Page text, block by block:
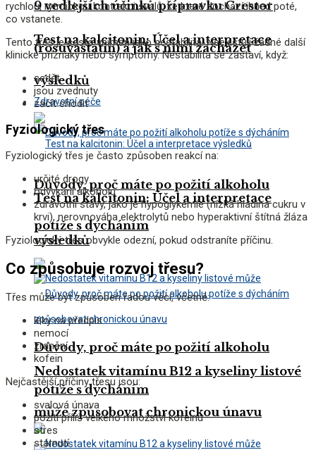
Test na kalcitonin: Účel a interpretace
výsledků
Důvody, proč máte po požití alkoholu
potíže s dýcháním
Nedostatek vitamínu B12 a kyseliny listové
může způsobovat chronickou únavu
9 vedlejších účinků přípravku Crestor
(rosuvastatin) a jak s nimi zacházet
Zdravotní péče
Test na kalcitonin: Účel a interpretace
výsledků
Důvody, proč máte po požití alkoholu
potíže s dýcháním
rychlou, rytmickou kontrakci svalů, ke které dochází ihned poté,
co vstanete.
Tento třes je často vnímán jako nestabilita. Neexistují žádné další
klinické příznaky nebo symptomy. Nestabilita se zastaví, když:
sedět
jsou zvednuty
začít chodit
Fyziologický třes
Fyziologický třes je často způsoben reakcí na:
určité drogy
odvykání alkoholu
zdravotní stavy, jako je hypoglykémie (nízká hladina cukru v
krvi), nerovnováha elektrolytů nebo hyperaktivní štítná žláza
Fyziologický třes obvykle odezní, pokud odstraníte příčinu.
Co způsobuje rozvoj třesu?
Třes může být způsoben řadou věcí, včetně:
léky na předpis
nemocí
zranění
kofein
Nejčastější příčiny třesu jsou:
svalová únava
požití příliš velkého množství kofeinu
stres
stárnutí